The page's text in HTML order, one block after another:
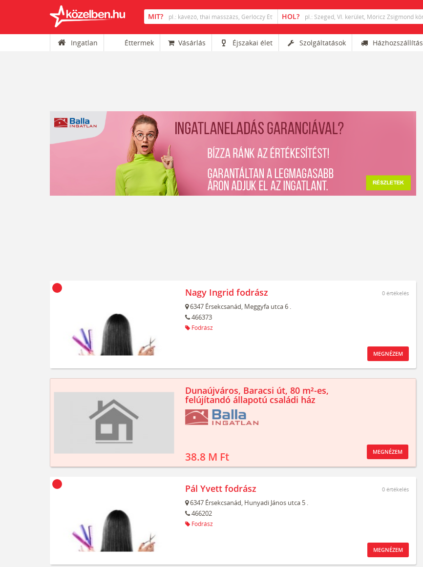
Ingatlan Éttermek Vásárlás Éjszakai élet Szolgáltatások Házhozszállítás
Nagy Ingrid fodrász
6347 Érsekcsanád, Meggyfa utca 6 .
466373
Fodrász
0 értékelés
MEGNÉZEM
Dunaújváros, Baracsi út, 80 m²-es,
felújítandó állapotú családi ház
38.8 M Ft MEGNÉZEM
Pál Yvett fodrász
6347 Érsekcsanád, Hunyadi János utca 5 .
466202
Fodrász
0 értékelés
MEGNÉZEM